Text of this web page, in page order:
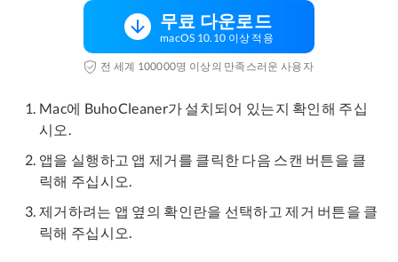
무료 다운로드
macOS 10.10 이상 적용
전 세계 100000명 이상의 만족스러운 사용자
Mac에 BuhoCleaner가 설치되어 있는지 확인해 주십
시오.
앱을 실행하고 앱 제거를 클릭한 다음 스캔 버튼을 클
릭해 주십시오.
제거하려는 앱 옆의 확인란을 선택하고 제거 버튼을 클
릭해 주십시오.